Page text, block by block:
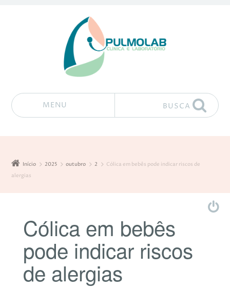
MENU BUSCA
Início 2025 outubro 2
Cólica em bebês pode indicar riscos de
alergias
Cólica em bebês
pode indicar riscos
de alergias